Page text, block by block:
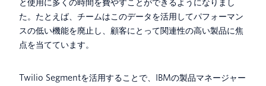
と使用に多くの時間を費やすことができるようになりまし
た。たとえば、チームはこのデータを活用してパフォーマン
スの低い機能を廃止し、顧客にとって関連性の高い製品に焦
点を当てています。
Twilio Segmentを活用することで、IBMの製品マネージャー